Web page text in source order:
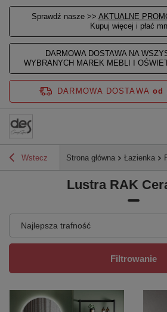
Sprawdź nasze >> AKTUALNE
Kupuj więcej i płać
DARMOWA DOSTAWA NA
WYBRANYCH MAREK MEBLI I
DARMOWA DOSTAWA od
Wstecz Strona główna Łazienka
Lustra RAK
Najlepsza trafność
Filtrowanie